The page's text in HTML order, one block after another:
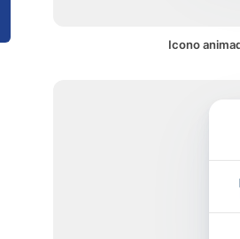
Icono